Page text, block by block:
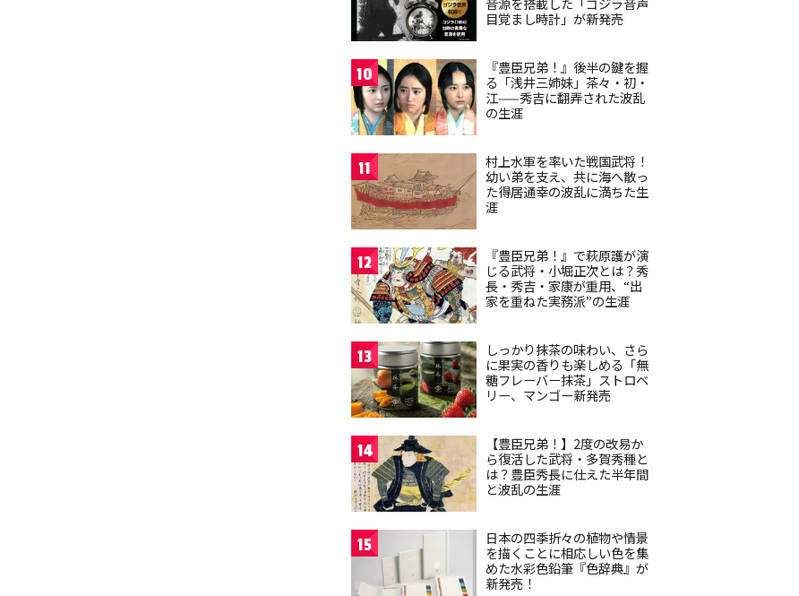
目覚まし時計」が新発売
10
『豊臣兄弟！』後半の鍵を握
る「浅井三姉妹」茶々・初・
江——秀吉に翻弄された波乱
の生涯
11
村上水軍を率いた戦国武将！
幼い弟を支え、共に海へ散っ
た得居通幸の波乱に満ちた生
涯
12
『豊臣兄弟！』で萩原護が演
じる武将・小堀正次とは？秀
長・秀吉・家康が重用、“出
家を重ねた実務派”の生涯
13
しっかり抹茶の味わい、さら
に果実の香りも楽しめる「無
糖フレーバー抹茶」ストロベ
リー、マンゴー新発売
14
【豊臣兄弟！】2度の改易か
ら復活した武将・多賀秀種と
は？豊臣秀長に仕えた半年間
と波乱の生涯
15
日本の四季折々の植物や情景
を描くことに相応しい色を集
めた水彩色鉛筆『色辞典』が
新発売！